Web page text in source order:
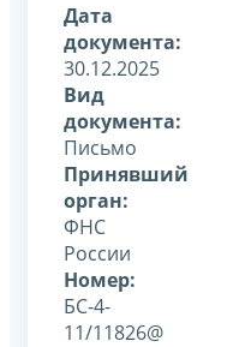
Дата
документа:
30.12.2025
Вид
документа:
Письмо
Принявший
орган:
ФНС
России
Номер:
БС-4-
11/11826@